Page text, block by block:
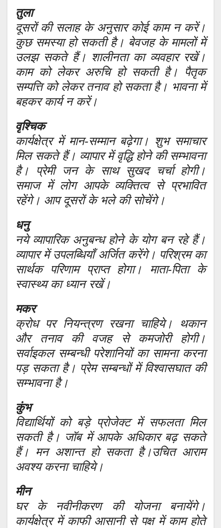
तुला
दूसरों की सलाह के अनुसार कोई काम न करें।
कुछ समस्या हो सकती है। बेवजह के मामलों में
उलझ सकते हैं। शालीनता का व्यवहार रखें।
काम को लेकर अरुचि हो सकती है। पैतृक
सम्पत्ति को लेकर तनाव हो सकता है। भावना में
बहकर कार्य न करें।
वृश्चिक
कार्यक्षेत्र में मान-सम्मान बढ़ेगा। शुभ समाचार
मिल सकते हैं। व्यापार में वृद्धि होने की सम्भावना
है। प्रेमी जन के साथ सुखद चर्चा होगी।
समाज में लोग आपके व्यक्तित्व से प्रभावित
रहेंगे। आप दूसरों के भले की सोचेंगे।
धनु
नये व्यापारिक अनुबन्ध होने के योग बन रहे हैं।
व्यापार में उपलब्धियाँ अर्जित करेंगे। परिश्रम का
सार्थक परिणाम प्राप्त होगा। माता-पिता के
स्वास्थ्य का ध्यान रखें।
मकर
क्रोध पर नियन्त्रण रखना चाहिये। थकान
और तनाव की वजह से कमजोरी होगी।
सर्वाइकल सम्बन्धी परेशानियों का सामना करना
पड़ सकता है। प्रेम सम्बन्धों में विश्वासघात की
सम्भावना है।
कुंभ
विद्यार्थियों को बड़े प्रोजेक्ट में सफलता मिल
सकती है। जॉब में आपके अधिकार बढ़ सकते
हैं। मन अशान्त हो सकता है।उचित आराम
अवश्य करना चाहिये।
मीन
घर के नवीनीकरण की योजना बनायेंगे।
कार्यक्षेत्र में काफी आसानी से पक्ष में काम होते